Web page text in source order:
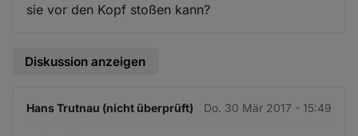
sie vor den Kopf stoßen kann?
Diskussion anzeigen
Hans Trutnau (nicht überprüft) Do. 30 Mär 2017 - 15:49